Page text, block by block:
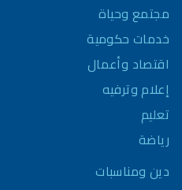
مجتمع وحياة
خدمات حكومية
اقتصاد وأعمال
إعلام وترفيه
تعليم
رياضة
دين ومناسبات